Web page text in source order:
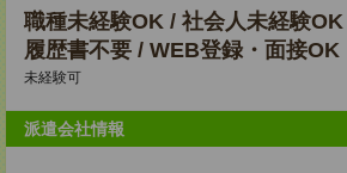
職種未経験OK / 社会人未経験
履歴書不要 / WEB登録・面接OK
未経験可
派遣会社情報